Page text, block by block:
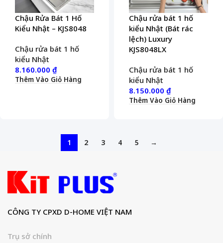
Chậu Rửa Bát 1 Hố
Kiểu Nhật – KJS8048
Chậu rửa bát 1 hố
kiểu Nhật
8.160.000 ₫
Thêm Vào Giỏ Hàng
Chậu rửa bát 1 hố
kiểu Nhật (Bát rác
lệch) Luxury
KJS8048LX
Chậu rửa bát 1 hố
kiểu Nhật
8.150.000 ₫
Thêm Vào Giỏ Hàng
1 2 3 4 5 →
CÔNG TY CPXD D-HOME VIỆT NAM
Trụ sở chính